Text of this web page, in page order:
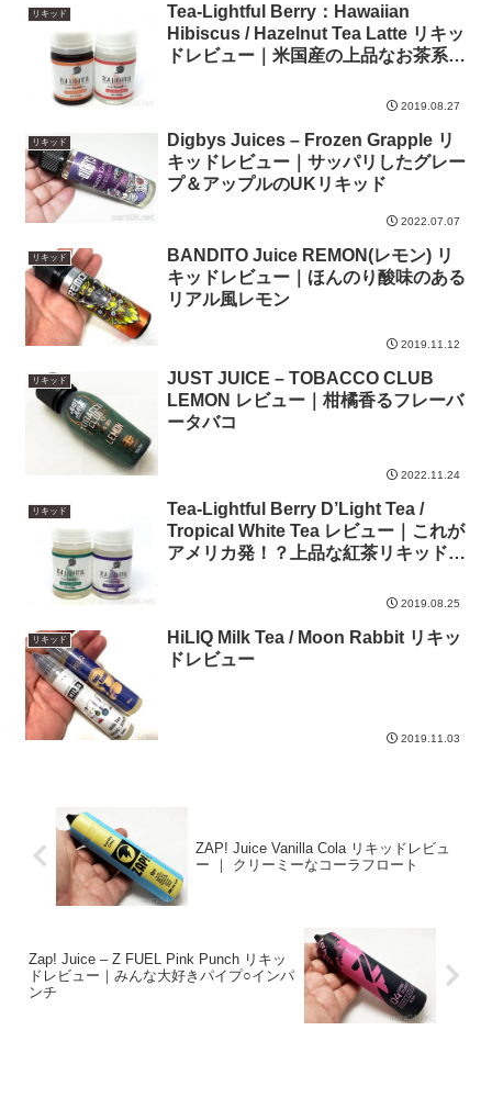
リキッド
Tea-Lightful Berry：Hawaiian
Hibiscus / Hazelnut Tea Latte リキッ
ドレビュー｜米国産の上品なお茶系リ
2019.08.27
リキッド
Digbys Juices – Frozen Grapple リ
キッドレビュー｜サッパリしたグレー
プ＆アップルのUKリキッド
2022.07.07
リキッド
BANDITO Juice REMON(レモン) リ
キッドレビュー｜ほんのり酸味のある
リアル風レモン
2019.11.12
リキッド
JUST JUICE – TOBACCO CLUB
LEMON レビュー｜柑橘香るフレーバ
ータバコ
2022.11.24
リキッド
Tea-Lightful Berry D’Light Tea /
Tropical White Tea レビュー｜これが
アメリカ発！？上品な紅茶リキッド
2019.08.25
リキッド
HiLIQ Milk Tea / Moon Rabbit リキッ
ドレビュー
2019.11.03
ZAP! Juice Vanilla Cola リキッドレビュ
ー ｜ クリーミーなコーラフロート
Zap! Juice – Z FUEL Pink Punch リキッ
ドレビュー｜みんな大好きパイプ○インパ
ンチ